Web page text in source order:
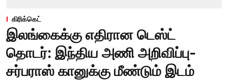
கிரிக்கெட்
இலங்கைக்கு எதிரான டெஸ்ட்
தொடர்: இந்திய அணி அறிவிப்பு-
சர்பராஸ் கானுக்கு மீண்டும் இடம்